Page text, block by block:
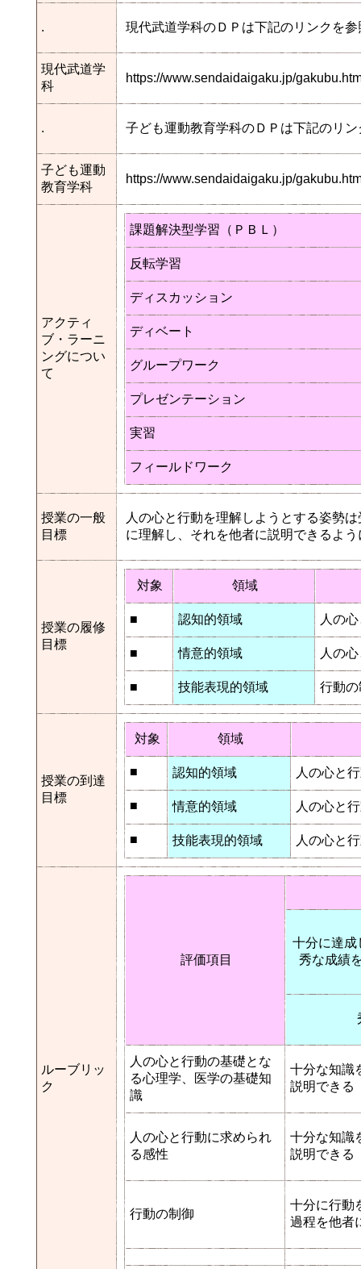
. 現代武道学科のＤＰは下記のリンクを
現代武道学
科
https://www.sendaidaigaku.jp/
. 子ども運動教育学科のＤＰは下記のリ
子ども運動
教育学科
https://www.sendaidaigaku.jp/
アクティ
ブ・ラーニ
ングについ
て
課題解決型学習（ＰＢＬ）
反転学習
ディスカッション
ディベート
グループワーク
プレゼンテーション
実習
フィールドワーク
授業の一般
目標
人の心と行動を理解しようとする姿勢
に理解し、それを他者に説明できるよ
授業の履修
目標
対象 領域
■ 認知的領域 人の
■ 情意的領域 人の
■ 技能表現的領域 行動
授業の到達
目標
対象 領域
■ 認知的領域 人の心と
■ 情意的領域 人の心と
■ 技能表現的領域 人の心と
ルーブリッ
ク
評価項目
十分に達成
秀な成績
人の心と行動の基礎とな
る心理学、医学の基礎知
識
十分な知識
説明できる
人の心と行動に求められ
る感性
十分な知識
説明できる
行動の制御
十分に行動
過程を他者